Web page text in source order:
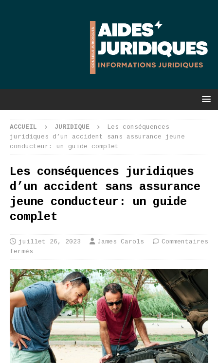
ACCUEIL JURIDIQUE
Les conséquences
juridiques d’un accident sans assurance jeune
conducteur: un guide complet
Les conséquences juridiques
d’un accident sans assurance
jeune conducteur: un guide
complet
juillet 26, 2023 James Carols
Commentaires
fermés